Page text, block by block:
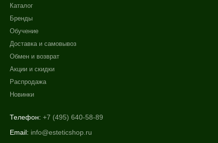
Каталог
Бренды
Обучение
Доставка и самовывоз
Обмен и возврат
Акции и скидки
Распродажа
Новинки
Телефон: +7 (495) 640-58-89
Email: info@esteticshop.ru